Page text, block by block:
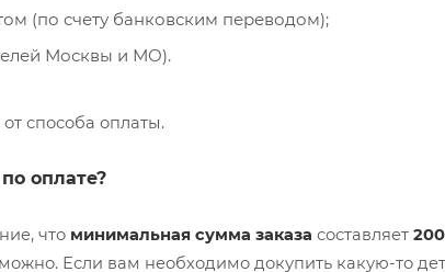
(по счету банковским переводом);
Москвы и МО).
от способа оплаты.
оплате?
что минимальная сумма заказа составляет
Если вам необходимо докупить какую-то